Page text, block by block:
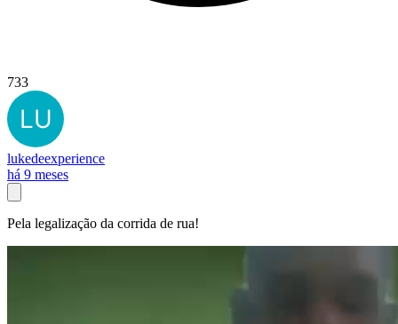
733
lukedeexperience
há 9 meses
Pela legalização da corrida de rua!